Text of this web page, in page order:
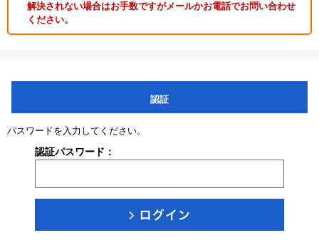
解決されない場合はお手数ですがメールかお電話でお問い合わせ
ください。
認証
パスワードを入力してください。
認証パスワード：